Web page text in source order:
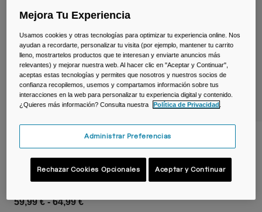
Bolsas Bici
Bolsas Hidratación
Accessorios
Ver todo
Cinturón Podium® Flow™ 4 L con bidón
Podium® Dirt Series 620 ml
59,99 €-64,99 €
Mejora Tu Experiencia
Usamos cookies y otras tecnologías para optimizar tu experiencia online. Nos
ayudan a recordarte, personalizar tu visita (por ejemplo, mantener tu carrito
lleno, mostrartelos productos que te interesan y enviarte anuncios más
relevantes) y mejorar nuestra web. Al hacer clic en "Aceptar y Continuar",
aceptas estas tecnologías y permites que nosotros y nuestros socios de
confianza recopilemos, usemos y compartamos información sobre tus
interacciones en la web para personalizar tu experiencia digital y contenido.
¿Quieres más información? Consulta nuestra
Política de Privacidad
Administrar Preferencias
Rechazar Cookies Opcionales Aceptar y Continuar